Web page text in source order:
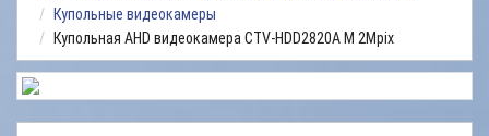
РЕМОНТ
ВИДЕОНАБЛЮДЕНИЯ
УСЛУГИ
Купольные видеокамеры
Купольная AHD видеокамера CTV-HDD2820A M 2Mpix